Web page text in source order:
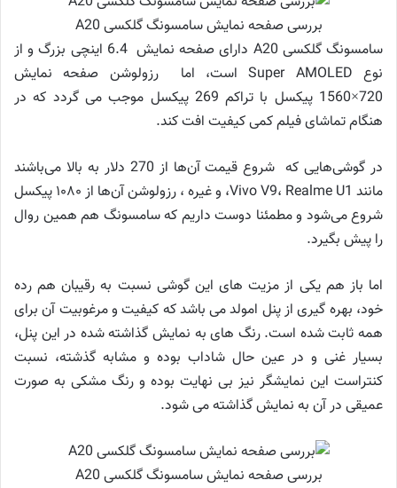
بررسی صفحه نمایش سامسونگ گلکسی A20
سامسونگ گلکسی A20 دارای صفحه نمایش 6.4 اینچی بزرگ و از
نوع Super AMOLED است، اما رزولوشن صفحه نمایش
720×1560 پیکسل با تراکم 269 پیکسل موجب می گردد که در
هنگام تماشای فیلم کمی کیفیت افت کند.
در گوشی‌هایی که شروع قیمت آن‌ها از 270 دلار به بالا می‌باشند
مانند Vivo V9، Realme U1، و غیره ، رزولوشن آن‌ها از ۱۰۸۰ پیکسل
شروع می‌شود و مطمئنا دوست داریم که سامسونگ هم همین روال
را پیش بگیرد.
اما باز هم یکی از مزیت های این گوشی نسبت به رقیبان هم رده
خود، بهره گیری از پنل امولد می باشد که کیفیت و مرغوبیت آن برای
همه ثابت شده است. رنگ های به نمایش گذاشته شده در این پنل،
بسیار غنی و در عین حال شاداب بوده و مشابه گذشته، نسبت
کنتراست این نمایشگر نیز بی نهایت بوده و رنگ مشکی به صورت
عمیقی در آن به نمایش گذاشته می شود.
بررسی صفحه نمایش سامسونگ گلکسی A20